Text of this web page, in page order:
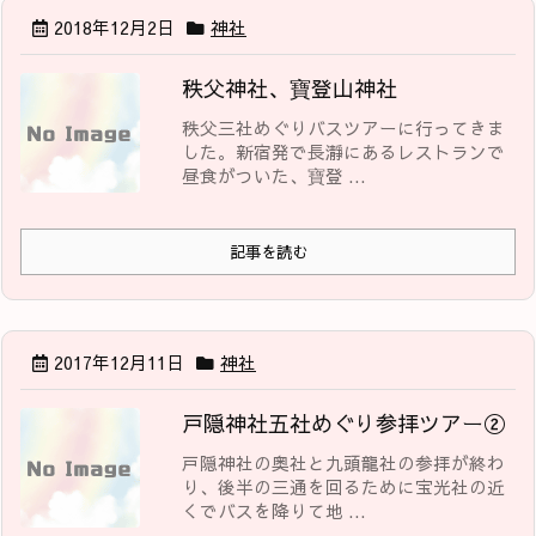
2018年12月2日 神社
秩父神社、寶登山神社
秩父三社めぐりバスツアーに行ってきま
した。新宿発で長瀞にあるレストランで
昼食がついた、寶登 ...
記事を読む
2017年12月11日 神社
戸隠神社五社めぐり参拝ツアー②
戸隠神社の奥社と九頭龍社の参拝が終わ
り、後半の三通を回るために宝光社の近
くでバスを降りて地 ...